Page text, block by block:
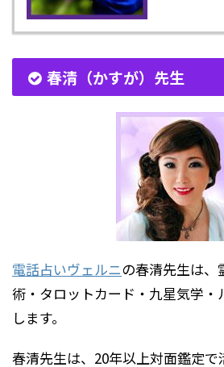
春清（かすが）先生
電話占いヴェルニの春清先生は、
術・タロットカード・九星気学・
します。
春清先生は、20年以上対面鑑定